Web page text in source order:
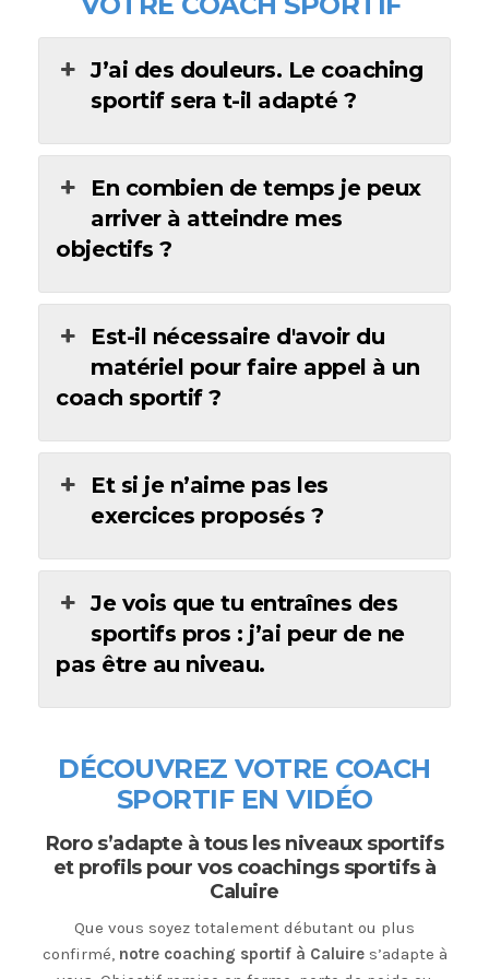
J’ai des douleurs. Le coaching
sportif sera t-il adapté ?
En combien de temps je peux
arriver à atteindre mes
objectifs ?
Est-il nécessaire d'avoir du
matériel pour faire appel à un
coach sportif ?
Et si je n’aime pas les
exercices proposés ?
Je vois que tu entraînes des
sportifs pros : j’ai peur de ne
pas être au niveau.
DÉCOUVREZ VOTRE COACH
SPORTIF EN VIDÉO
Roro s’adapte à tous les niveaux sportifs
et profils pour vos coachings sportifs à
Caluire
Que vous soyez totalement débutant ou plus
confirmé, notre coaching sportif à Caluires’adapte à